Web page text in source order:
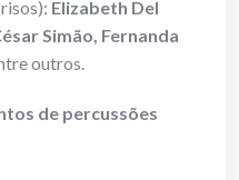
Elizabeth Del
Simão, Fernanda
outros.
de percussões